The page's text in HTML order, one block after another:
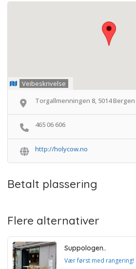
Veibeskrivelse
Torgallmenningen 8, 5014 Bergen
465 06 606
http://holycow.no
Betalt plassering
Flere alternativer
Suppologen..
Vær først med rangering!